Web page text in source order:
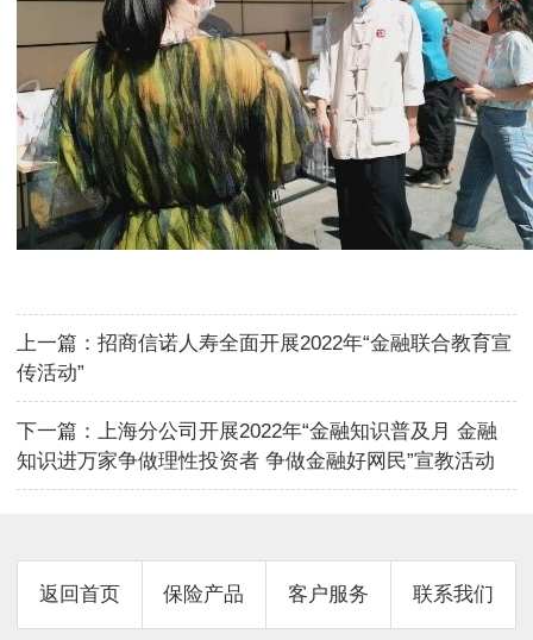
上一篇： 招商信诺人寿全面开展2022年“金融联合教育宣
传活动”
下一篇：
上海分公司开展2022年“金融知识普及月 金融
知识进万家争做理性投资者 争做金融好网民”宣教活动
返回首页 保险产品 客户服务 联系我们